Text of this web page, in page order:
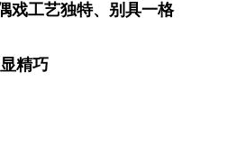
戏工艺独特、别具一格
精巧